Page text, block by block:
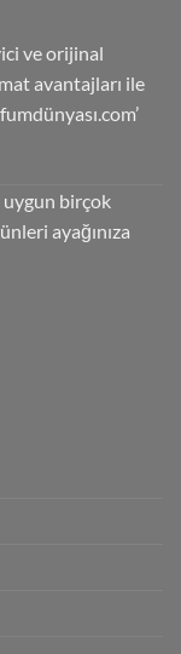
ve orijinal
avantajları ile
uygun birçok
ayağınıza